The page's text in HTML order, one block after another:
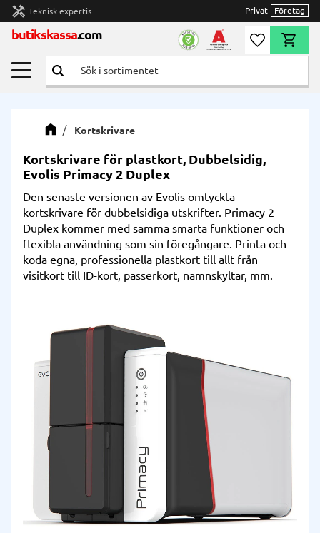
Meny
handyman Teknisk expertis Privat Företag
butikskassa.com Önskelista
Kortskrivare
Kortskrivare för plastkort, Dubbelsidig,
Evolis Primacy 2 Duplex
Den senaste versionen av Evolis omtyckta
kortskrivare för dubbelsidiga utskrifter. Primacy 2
Duplex kommer med samma smarta funktioner och
flexibla användning som sin föregångare. Printa och
koda egna, professionella plastkort till allt från
visitkort till ID-kort, passerkort, namnskyltar, mm.